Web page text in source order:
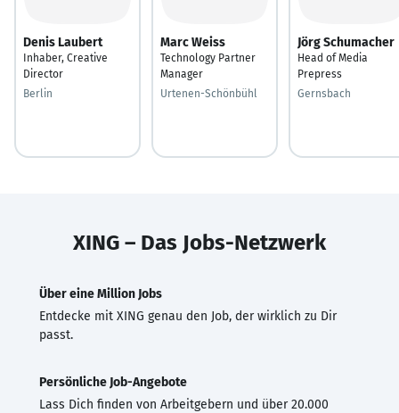
Denis Laubert
Inhaber, Creative
Director
Berlin
Marc Weiss
Technology Partner
Manager
Urtenen-Schönbühl
Jörg Schumacher
Head of Media
Prepress
Gernsbach
XING – Das Jobs-Netzwerk
Über eine Million Jobs
Entdecke mit XING genau den Job, der wirklich zu Dir
passt.
Persönliche Job-Angebote
Lass Dich finden von Arbeitgebern und über 20.000